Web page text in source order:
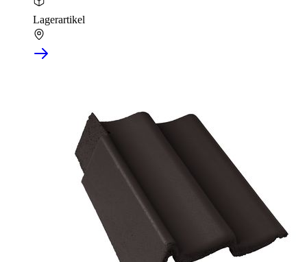
Lagerartikel